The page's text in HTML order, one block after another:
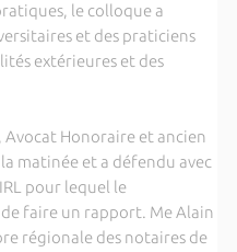
le colloque a
et des praticiens
extérieures et des
Avocat Honoraire et ancien
matinée et a défendu avec
pour lequel le
faire un rapport. Me Alain
régionale des notaires de